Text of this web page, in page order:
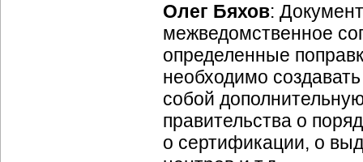
Олег Бяхов:
межведомственное
определенные
необходимо
собой
правительства о
о сертификации, о